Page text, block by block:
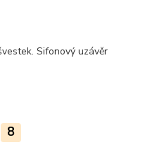
Sifonový uzávěr
8